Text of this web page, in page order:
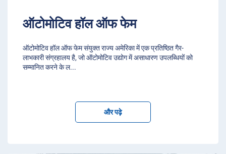
ऑटोमोटिव हॉल ऑफ फेम
ऑटोमोटिव हॉल ऑफ फेम संयुक्त राज्य अमेरिका में एक प्रतिष्ठित गैर-
लाभकारी संग्रहालय है, जो ऑटोमोटिव उद्योग में असाधारण उपलब्धियों को
सम्मानित करने के ल...
और पढ़े